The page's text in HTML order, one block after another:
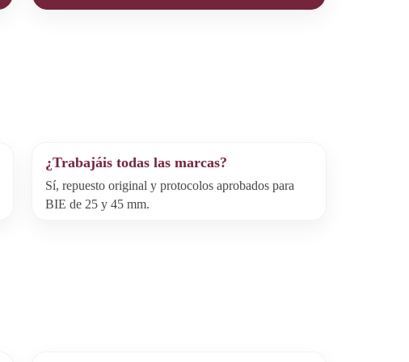
¿Trabajáis todas las marcas?
Sí, repuesto original y protocolos aprobados para
BIE de 25 y 45 mm.